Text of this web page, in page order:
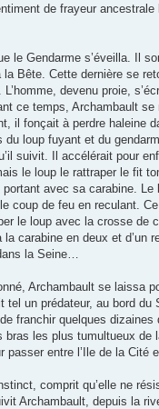
de frayeur
le Gendarme s’éveilla. Il
la Bête. Cette dernière se
devenu proie,
ce temps, Archambault
il fonçait à perdre haleine
du loup fuyant et du
suivit. Il accélérait pour
le loup le rattraper le fit
avec sa carabine. Le
coup de feu en reculant.
le loup avec la crosse de
carabine en deux et d’un
la Seine…
Archambault se laissa
tel un prédateur, au bord du
franchir quelques
bras les plus tumultueux de
passer entre l’Ile de la Cité
comprit qu’elle ne
Archambault, depuis la